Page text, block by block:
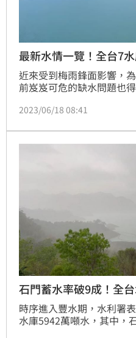
最新水情一覽！全台7水
近來受到梅雨鋒面影響，
前岌岌可危的缺水問題也
的用水問題。
2023/06/18 08:41
石門蓄水率破9成！全
時序進入豐水期，水利署
水庫5942萬噸水，其中，